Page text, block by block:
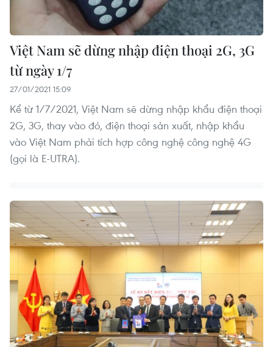
Việt Nam sẽ dừng nhập điện thoại 2G, 3G
từ ngày 1/7
27/01/2021 15:09
Kể từ 1/7/2021, Việt Nam sẽ dừng nhập khẩu điện thoại
2G, 3G, thay vào đó, điện thoại sản xuất, nhập khẩu
vào Việt Nam phải tích hợp công nghệ công nghệ 4G
(gọi là E-UTRA).